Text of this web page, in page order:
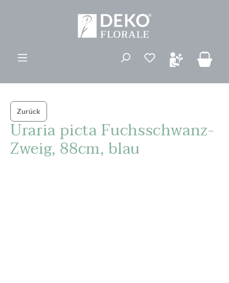
Du hast 0
Zurück
Uraria picta Fuchsschwanz-
Zweig, 88cm, blau